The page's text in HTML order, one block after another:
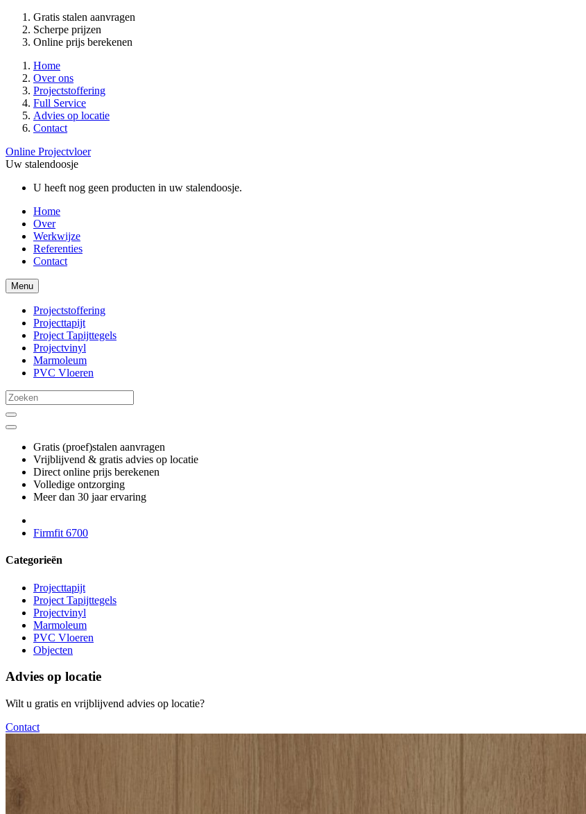
Gratis stalen aanvragen
Scherpe prijzen
Online prijs berekenen
Home
Over ons
Projectstoffering
Full Service
Advies op locatie
Contact
Online Projectvloer
Uw stalendoosje
U heeft nog geen producten in uw stalendoosje.
Home
Over
Werkwijze
Referenties
Contact
Menu
Projectstoffering
Projecttapijt
Project Tapijttegels
Projectvinyl
Marmoleum
PVC Vloeren
Gratis (proef)stalen aanvragen
Vrijblijvend & gratis advies op locatie
Direct online prijs berekenen
Volledige ontzorging
Meer dan 30 jaar ervaring
Firmfit 6700
Categorieën
Projecttapijt
Project Tapijttegels
Projectvinyl
Marmoleum
PVC Vloeren
Objecten
Advies op locatie
Wilt u gratis en vrijblijvend advies op locatie?
Contact